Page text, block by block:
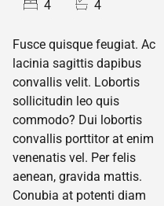
4
4
Fusce quisque feugiat. Ac
lacinia sagittis dapibus
convallis velit. Lobortis
sollicitudin leo quis
commodo? Dui lobortis
convallis porttitor at enim
venenatis vel. Per felis
aenean, gravida mattis.
Conubia at potenti diam